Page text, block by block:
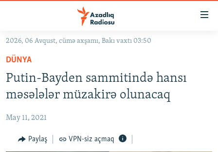
Əsas
qayıt
Əsas
naviqasiyaya
qayıt
KORRUPSIOMETR
FƏRQƏ BAX
QANUNI DOĞRU
2026, 06 Avqust, cümə axşamı, Bakı vaxtı 03:50
DÜNYA
Putin-Bayden sammitində hansı
məsələlər müzakirə olunacaq
May 11, 2021
Paylaş VPN-siz açmaq